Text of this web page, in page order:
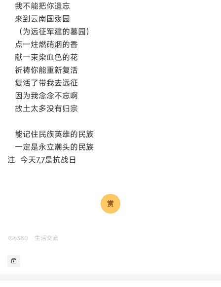
我不能把你遗忘
来到云南国殇园
（为远征军建的墓园）
点一炷燃硝烟的香
献一束染血色的花
祈祷你能重新复活
复活了带我去远征
因为我念念不忘啊
故土太多没有归宗
能记住民族英雄的民族
一定是永立潮头的民族
注 今天7,7是抗战日
6380 生活交流